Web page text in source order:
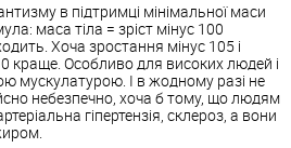
в підтримці мінімальної маси
маса тіла = зріст мінус 100
Хоча зростання мінус 105 і
краще. Особливо для високих людей і
мускулатурою. І в жодному разі не
небезпечно, хоча б тому, що людям
гіпертензія, склероз, а вони